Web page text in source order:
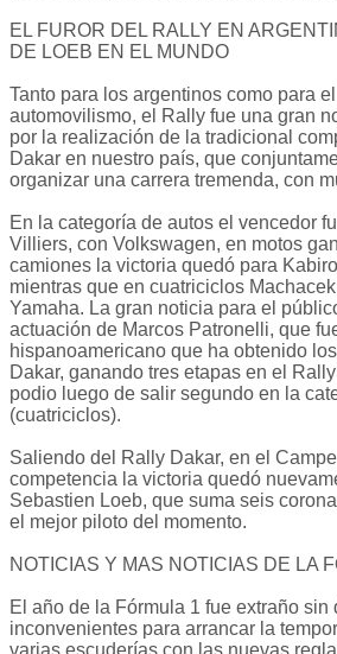
EL FUROR DEL RALLY EN
DE LOEB EN EL MUNDO
Tanto para los argentinos como para
automovilismo, el Rally fue una gran
por la realización de la tradicional
Dakar en nuestro país, que
organizar una carrera tremenda, con
En la categoría de autos el vencedor
Villiers, con Volkswagen, en motos
camiones la victoria quedó para
mientras que en cuatriciclos
Yamaha. La gran noticia para el
actuación de Marcos Patronelli, que
hispanoamericano que ha obtenido
Dakar, ganando tres etapas en el
podio luego de salir segundo en la
(cuatriciclos).
Saliendo del Rally Dakar, en el
competencia la victoria quedó
Sebastien Loeb, que suma seis
el mejor piloto del momento.
NOTICIAS Y MAS NOTICIAS DE LA
El año de la Fórmula 1 fue extraño sin
inconvenientes para arrancar la